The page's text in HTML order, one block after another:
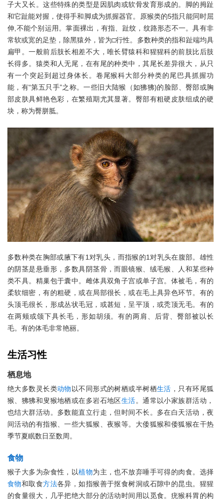
子大又长。这些特殊的类型是因肌肉或软骨发育形成的。脚的拇趾
和它趾能对握，使得手和脚成为抓握器官。原猴类的5指只能同时屈
伸,不能个别运用。掌面裸出，有指、趾纹，纹路形态不一。具有非
常软或宽的足垫，除黑猿外，皆为□行性。多数种类的指和趾端均具
扁甲。一般前后肢长相差不大，唯长臂猿科和猩猩科的前肢比后肢
长得多。猿类和人无尾，在有尾的种类中，其尾长差异很大，从只
有一个突起到超过身体长。卷尾猴科大部分种类的尾巴具抓握功
能，有“第五只手”之称。一些旧大陆猴（如狒狒)的脸部、臀部或胸
部皮肤具鲜艳色彩，在繁殖期尤其显著。臀部有粗硬皮肤组成的硬
块，称为臀胼胝。
多数种类在胸部或腋下有1对乳头，而指猴的1对乳头在腹部。雄性
的阴茎是悬垂形，多数具阴茎骨，而眼镜猴、绒毛猴、人和某些种
类不具。精巢包于囊中。雌体具双角子宫或单子宫。体被毛，有的
柔软细密，有的粗硬，或在局部很长，或在毛上具异色环节。有的
头顶毛很长，形成丛状毛冠，或甚短，呈平顶，或秃顶无毛。有的
在两颊或颌下具长毛，形如胡须。有的两肩、后背、臀部被以长
毛。有的体毛非常艳丽。
生活习性
栖息地
绝大多数灵长类动物以不同形式的树栖或半树栖生活 ，只有环尾狐
猴、狒狒和叟猴地栖或在多岩石地区生活。通常以小家族群活动，
也结大群活动。多数能直立行走，但时间不长。多在白天活动，夜
间活动的有指猴、一些大狐猴、夜猴等。大倭狐猴和倭狐猴在干热
季节夏眠数日至数周。
食物
猴子大多为杂食性，以植物为主，也不放弃唾手可得的肉食。选择
食物和取食方法各异，如指猴善于抠食树洞或石隙中的昆虫。猩猩
的食量很大，几乎把绝大部分的活动时间用以觅食。疣猴科胃的构